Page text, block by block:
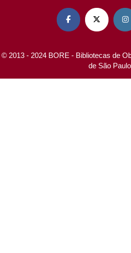
  
© 2013 - 2024 BORE - Bibliotecas de
de São Paulo